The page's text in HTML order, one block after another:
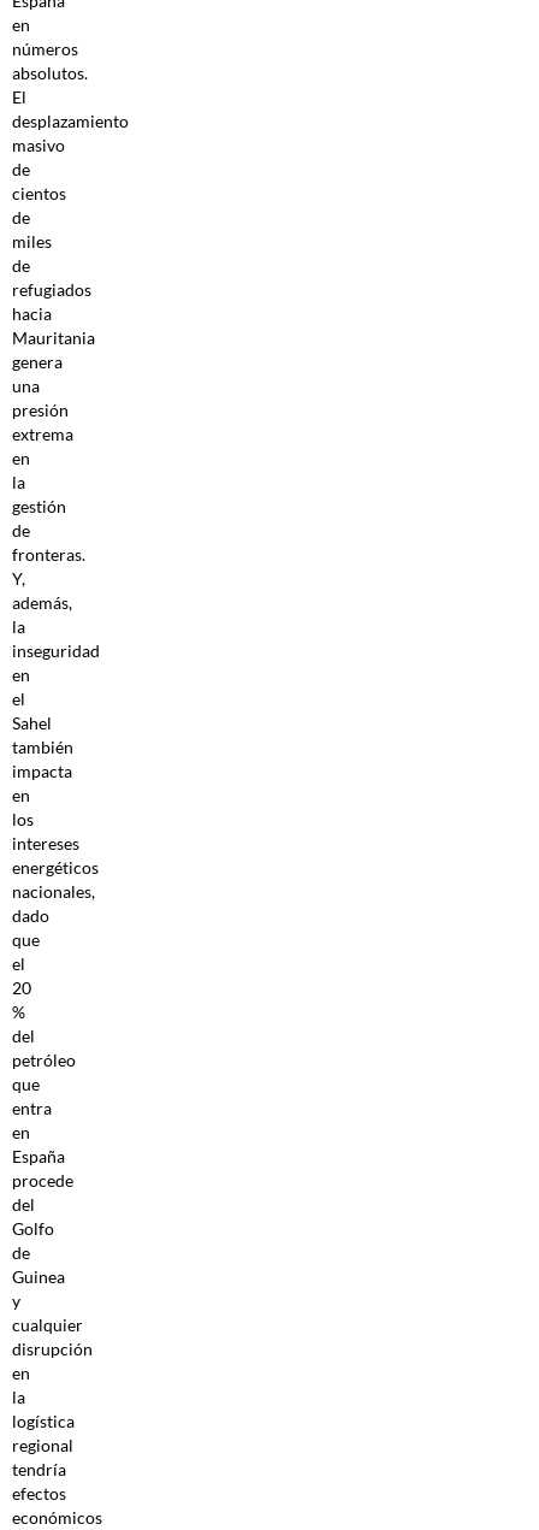
en
números
absolutos.
El
desplazamiento
masivo
de
cientos
de
miles
de
refugiados
hacia
Mauritania
genera
una
presión
extrema
en
la
gestión
de
fronteras.
Y,
además,
la
inseguridad
en
el
Sahel
también
impacta
en
los
intereses
energéticos
nacionales,
dado
que
el
20
%
del
petróleo
que
entra
en
España
procede
del
Golfo
de
Guinea
y
cualquier
disrupción
en
la
logística
regional
tendría
efectos
económicos